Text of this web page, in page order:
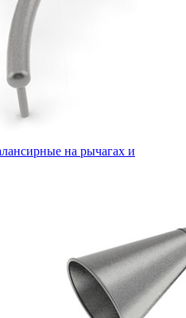
на рычагах и